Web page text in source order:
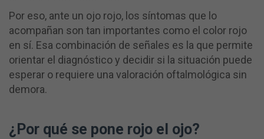
Por eso, ante un ojo rojo, los síntomas que lo
acompañan son tan importantes como el color rojo
en sí. Esa combinación de señales es la que permite
orientar el diagnóstico y decidir si la situación puede
esperar o requiere una valoración oftalmológica sin
demora.
¿Por qué se pone rojo el ojo?